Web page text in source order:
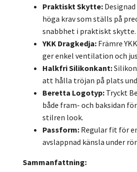
Praktiskt Skytte:
höga krav som ställs på
snabbhet i praktiskt skytte.
YKK Dragkedja: Främre
ger enkel ventilation och
Halkfri Silikonkant:
att hålla tröjan på plats
Beretta Logotyp: Tryckt
både fram- och baksidan
stilren look.
Passform: Regular fit för
avslappnad känsla under
Sammanfattning: